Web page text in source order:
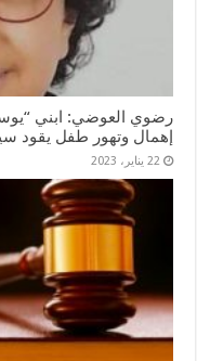
رضوي العوضي: ابني
إهمال وتهور طفل يقود
22 يناير، 2023